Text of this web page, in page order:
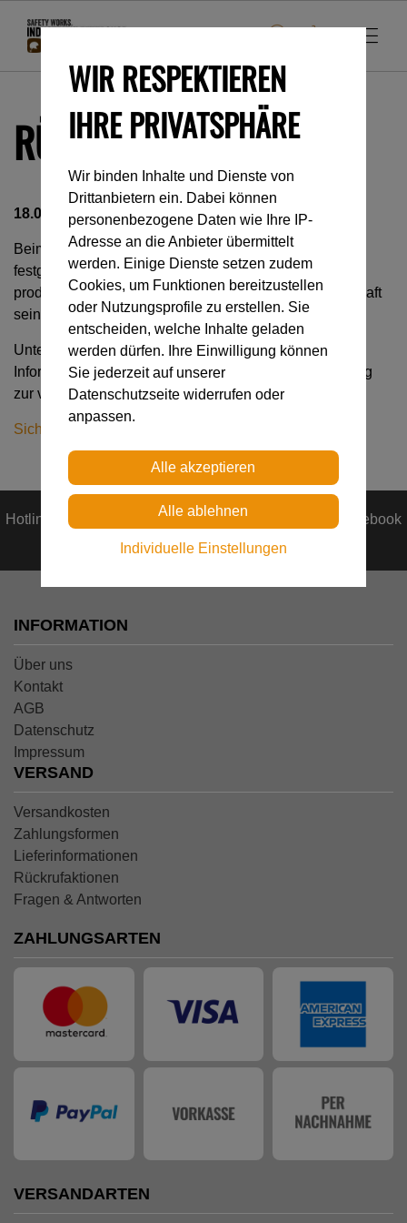
RÜCKRUFAKTIONEN
18.02.2016: Sicherheitshinweis COBRA-Schnallen:
Beim österreichischen Hersteller AustriAlpin wurde
festgestellt, dass bei einen sehr geringen Anteil der
produzierten COBRA-Schnallen die Vernietung fehlerhaft
sein könnte.
Untenstehend finden Sie den Link zum
Informationsschreiben und die entsprechende Anleitung
zur visuellen Prüfung.
Sicherheitshinweis COBRA-Schnalle
WIR RESPEKTIEREN
IHRE PRIVATSPHÄRE
Wir binden Inhalte und Dienste von
Drittanbietern ein. Dabei können
personenbezogene Daten wie Ihre IP-
Adresse an die Anbieter übermittelt
werden. Einige Dienste setzen zudem
Cookies, um Funktionen bereitzustellen
oder Nutzungsprofile zu erstellen. Sie
entscheiden, welche Inhalte geladen
werden dürfen. Ihre Einwilligung können
Sie jederzeit auf unserer
Datenschutzseite widerrufen oder
anpassen.
Individuelle Einstellungen
Hotline: +43 664 190 30 62 - Besuchen Sie uns auf Facebook
INFORMATION
Über uns
Kontakt
AGB
Datenschutz
Impressum
VERSAND
Versandkosten
Zahlungsformen
Lieferinformationen
Rückrufaktionen
Fragen & Antworten
ZAHLUNGSARTEN
VERSANDARTEN